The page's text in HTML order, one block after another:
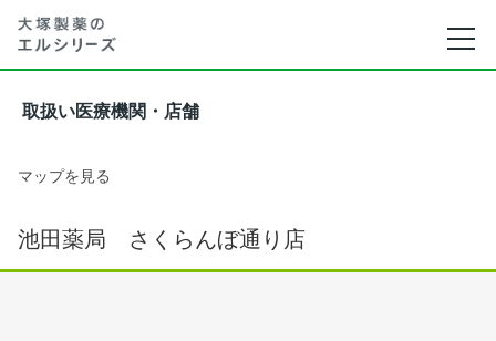
取扱い医療機関・店舗
マップを見る
池田薬局 さくらんぼ通り店